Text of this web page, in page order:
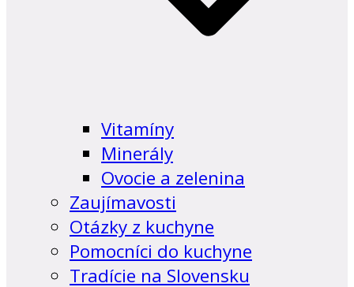
Vitamíny
Minerály
Ovocie a zelenina
Zaujímavosti
Otázky z kuchyne
Pomocníci do kuchyne
Tradície na Slovensku